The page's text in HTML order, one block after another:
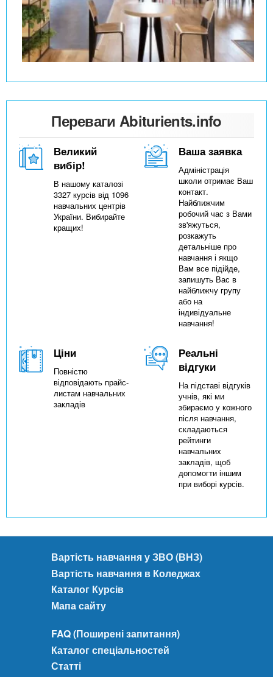
Переваги Abiturients.info
Великий
вибір!
В нашому каталозі
3327 курсів від 1096
навчальних центрів
України. Вибирайте
кращих!
Ваша заявка
Адміністрація
школи отримає Ваш
контакт.
Найближчим
робочий час з Вами
зв'яжуться,
розкажуть
детальніше про
навчання і якщо
Вам все підійде,
запишуть Вас в
найближчу групу
або на
індивідуальне
навчання!
Ціни
Повністю
відповідають прайс-
листам навчальних
закладів
Реальні
відгуки
На підставі відгуків
учнів, які ми
збираємо у кожного
після навчання,
складаються
рейтинги
навчальних
закладів, щоб
допомогти іншим
при виборі курсів.
Вартість навчання у ЗВО (ВНЗ)
Вартість навчання в Коледжах
Каталог Курсів
Мапа сайту
FAQ (Поширені запитання)
Каталог спеціальностей
Статті